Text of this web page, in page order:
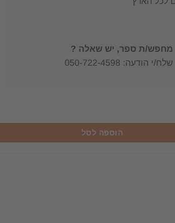
מחפש/ת ספר, יש שאלה ?
שלח/י הודעה: 050-722-4598
בחקירות פילוסופיות של לודוויג ויטגנשטיין
הוספה לסל